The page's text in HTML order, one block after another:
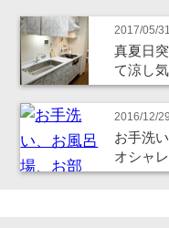
2017/05/31
真夏日
て涼し
2016/12/29
お手洗
オシャ